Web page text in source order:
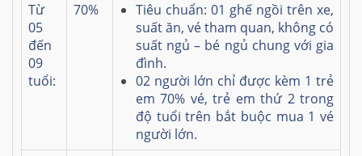
Từ
05
đến
09
tuổi:
70%
Tiêu chuẩn: 01 ghế ngồi trên xe,
suất ăn, vé tham quan, không có
suất ngủ – bé ngủ chung với gia
đình.
02 người lớn chỉ được kèm 1 trẻ
em 70% vé, trẻ em thứ 2 trong
độ tuổi trên bắt buộc mua 1 vé
người lớn.